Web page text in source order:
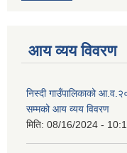
आय व्यय विवरण
निस्दी गाउँपालिकाको
सम्मको आय व्यय विवरण
मिति: 08/16/2024 -